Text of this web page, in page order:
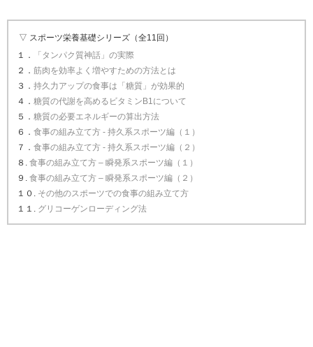
▽ スポーツ栄養基礎シリーズ（全11回）
１．
「タンパク質神話」の実際
２． 筋肉を効率よく増やすための方法とは
３． 持久力アップの食事は「糖質」が効果的
４． 糖質の代謝を高めるビタミンB1について
５． 糖質の必要エネルギーの算出方法
６． 食事の組み立て方 - 持久系スポーツ編（１）
７． 食事の組み立て方 - 持久系スポーツ編（２）
８. 食事の組み立て方 – 瞬発系スポーツ編（１）
９. 食事の組み立て方 – 瞬発系スポーツ編（２）
１０. その他のスポーツでの食事の組み立て方
１１. グリコーゲンローディング法